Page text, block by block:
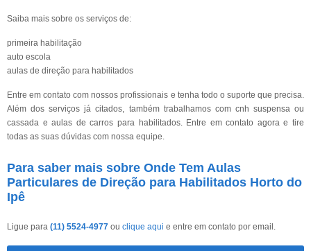
Saiba mais sobre os serviços de:
primeira habilitação
auto escola
aulas de direção para habilitados
Entre em contato com nossos profissionais e tenha todo o suporte que precisa.
Além dos serviços já citados, também trabalhamos com cnh suspensa ou
cassada e aulas de carros para habilitados. Entre em contato agora e tire
todas as suas dúvidas com nossa equipe.
Para saber mais sobre Onde Tem Aulas
Particulares de Direção para Habilitados Horto do
Ipê
Ligue para (11) 5524-4977 ou clique aqui e entre em contato por email.